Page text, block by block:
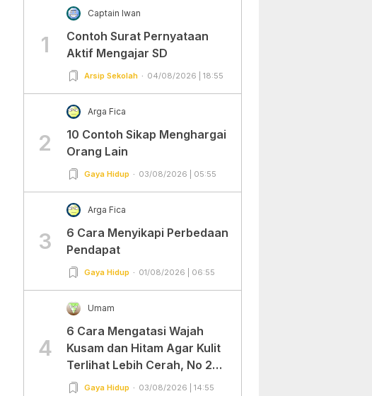
1
Captain Iwan
Contoh Surat Pernyataan
Aktif Mengajar SD
Arsip Sekolah 04/08/2026 | 18:55
2
Arga Fica
10 Contoh Sikap Menghargai
Orang Lain
Gaya Hidup 03/08/2026 | 05:55
3
Arga Fica
6 Cara Menyikapi Perbedaan
Pendapat
Gaya Hidup 01/08/2026 | 06:55
4
Umam
6 Cara Mengatasi Wajah
Kusam dan Hitam Agar Kulit
Terlihat Lebih Cerah, No 2
Gampang Banget dan Mudah
Gaya Hidup 03/08/2026 | 14:55